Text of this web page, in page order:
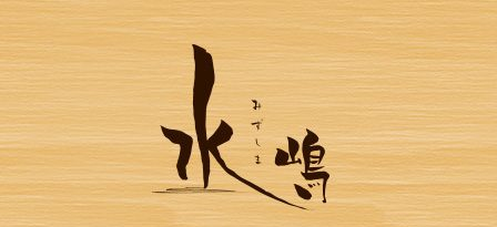
豊田市浄水の【水嶋】のブログ
豊田市浄水の【水嶋】のブログです